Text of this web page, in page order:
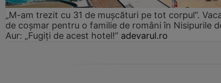
„M-am trezit cu 31 de mușcături pe tot corpul”.
de coșmar pentru o familie de români în Nisipurile
Aur: „Fugiți de acest hotel!” adevarul.ro